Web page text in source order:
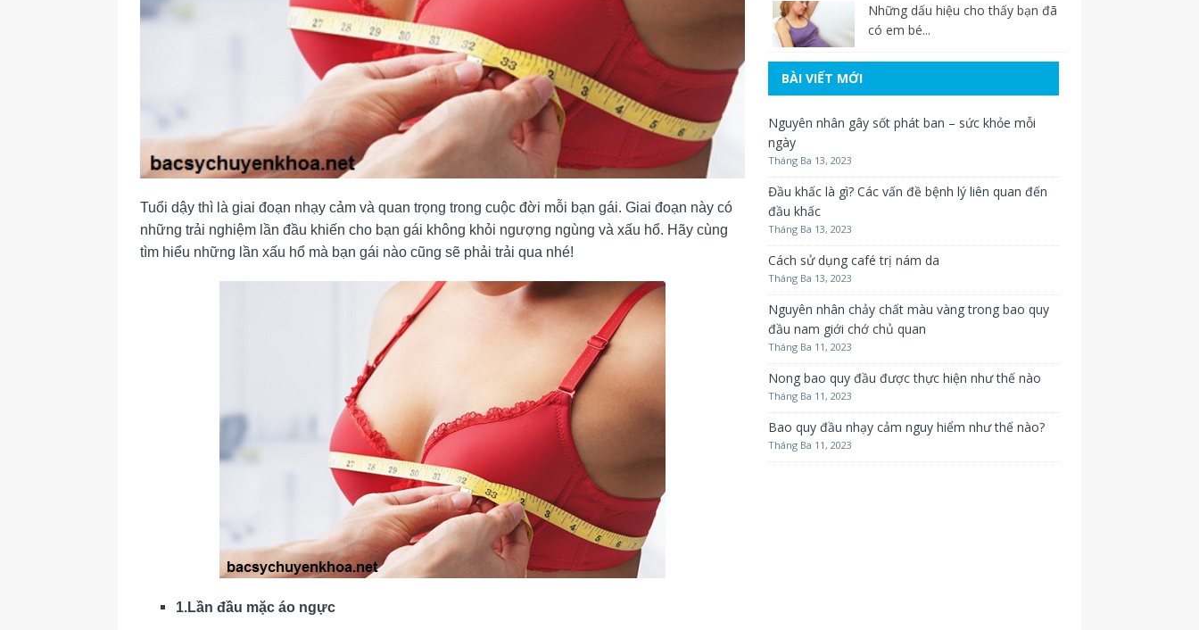
Tuổi dậy thì là giai đoạn nhạy cảm và quan trọng trong cuộc đời mỗi bạn gái. Giai đoạn này có
những trải nghiệm lần đầu khiến cho bạn gái không khỏi ngượng ngùng và xấu hổ. Hãy cùng
tìm hiểu những lần xấu hổ mà bạn gái nào cũng sẽ phải trải qua nhé!
1.Lần đầu mặc áo ngực
Những dấu hiệu cho thấy bạn đã
có em bé...
BÀI VIẾT MỚI
Nguyên nhân gây sốt phát ban – sức khỏe mỗi
ngày
Tháng Ba 13, 2023
Đầu khấc là gì? Các vấn đề bệnh lý liên quan đến
đầu khấc
Tháng Ba 13, 2023
Cách sử dụng café trị nám da
Tháng Ba 13, 2023
Nguyên nhân chảy chất màu vàng trong bao quy
đầu nam giới chớ chủ quan
Tháng Ba 11, 2023
Nong bao quy đầu được thực hiện như thế nào
Tháng Ba 11, 2023
Bao quy đầu nhạy cảm nguy hiểm như thế nào?
Tháng Ba 11, 2023